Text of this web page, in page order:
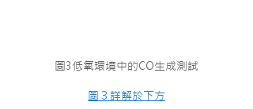
圖3低氧環境中的CO生成測試
圖３詳解於下方